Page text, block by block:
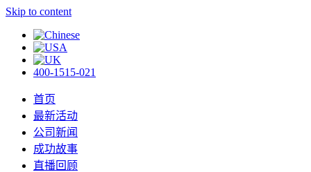
Skip to content
400-1515-021
首页
最新活动
公司新闻
成功故事
直播回顾